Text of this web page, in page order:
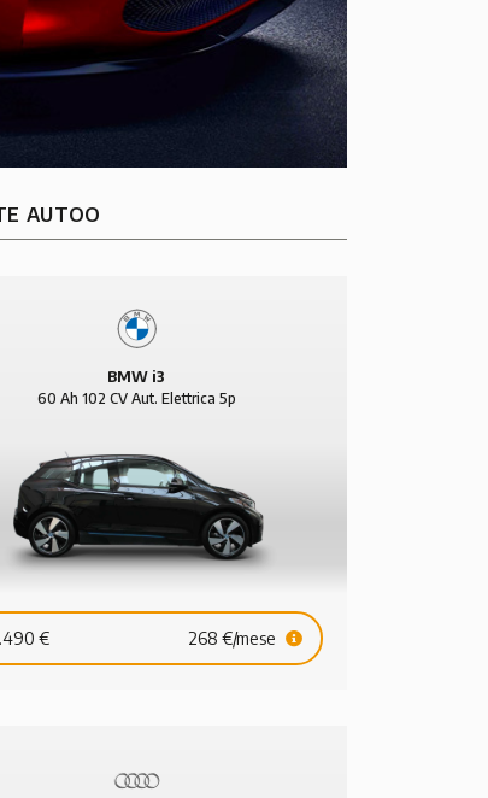
AUTOO
BMW i3
60 Ah 102 CV Aut. Elettrica 5p
€ 268 €/mese